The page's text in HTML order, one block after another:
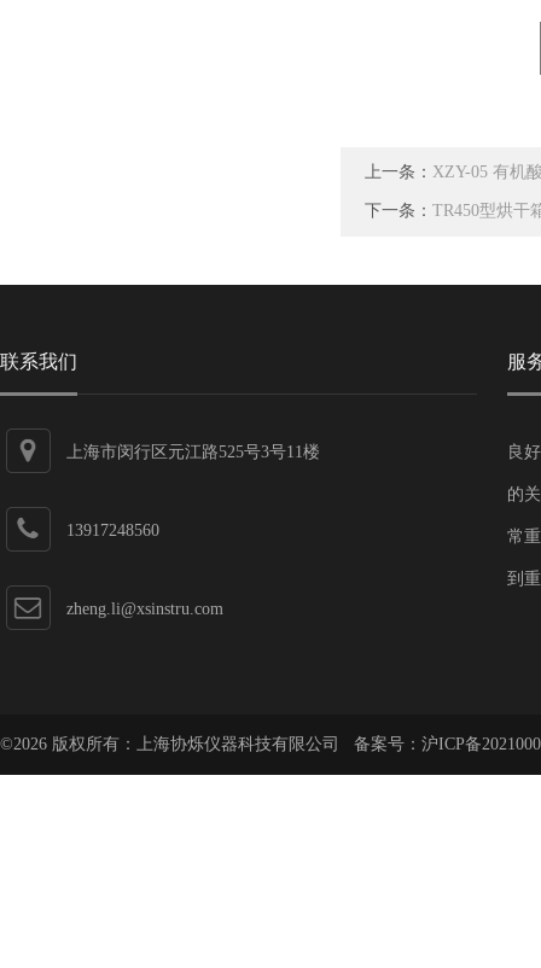
上一条： XZY-05 有机
下一条： TR450型烘干
联系我们
上海市闵行区元江路525号3号11楼
13917248560
zheng.li@xsinstru.com
服
良
的
常
到
©2026 版权所有：上海协烁仪器科技有限公司 备案号： 沪ICP备